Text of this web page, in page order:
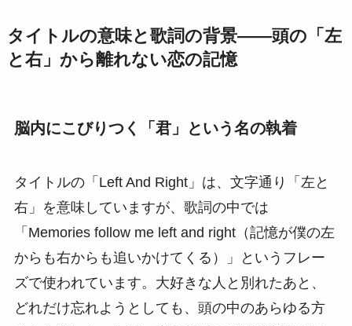
タイトルの意味と歌詞の背景――頭の「左
と右」から離れない恋の記憶
脳内にこびりつく「君」という名の執着
タイトルの「Left And Right」は、文字通り「左と
右」を意味していますが、歌詞の中では
「Memories follow me left and right（記憶が僕の左
からも右からも追いかけてくる）」というフレー
ズで使われています。大好きな人と別れたあと、
どれだけ忘れようとしても、頭の中のあらゆる方